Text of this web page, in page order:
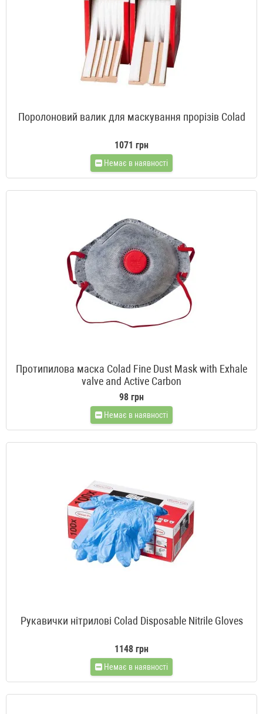
Поролоновий валик для маскування прорізів Colad
1071 грн
Немає в наявності
Протипилова маска Colad Fine Dust Mask with Exhale
valve and Active Carbon
98 грн
Немає в наявності
Рукавички нітрилові Colad Disposable Nitrile Gloves
1148 грн
Немає в наявності